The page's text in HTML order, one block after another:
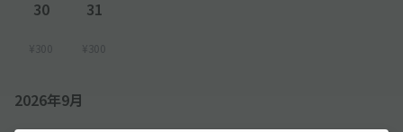
30
¥300
31
¥300
2026年9月